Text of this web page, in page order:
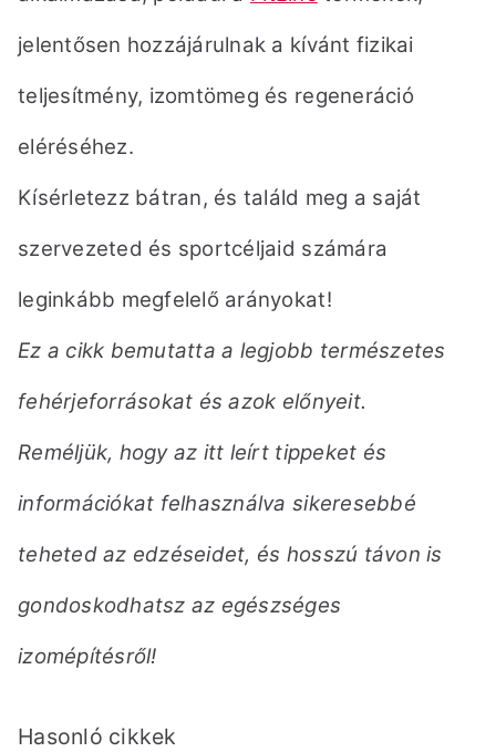
jelentősen hozzájárulnak a kívánt fizikai
teljesítmény, izomtömeg és regeneráció
eléréséhez.
Kísérletezz bátran, és találd meg a saját
szervezeted és sportcéljaid számára
leginkább megfelelő arányokat!
Ez a cikk bemutatta a legjobb természetes
fehérjeforrásokat és azok előnyeit.
Reméljük, hogy az itt leírt tippeket és
információkat felhasználva sikeresebbé
teheted az edzéseidet, és hosszú távon is
gondoskodhatsz az egészséges
izomépítésről!
Hasonló cikkek